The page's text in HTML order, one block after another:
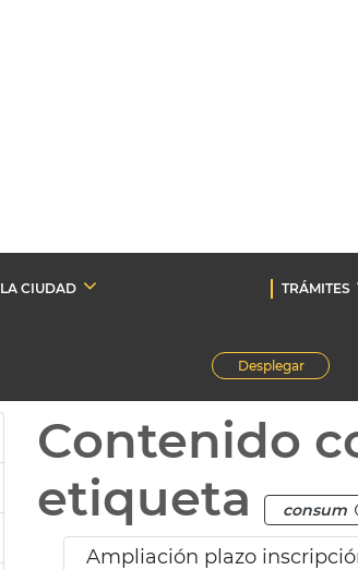
LA CIUDAD TRÁMITES
Desplegar
Contenido
etiqueta
consum
Ampliación plazo